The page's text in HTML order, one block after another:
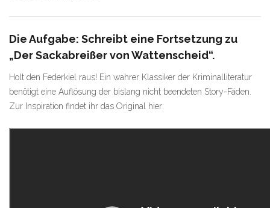
Die Aufgabe: Schreibt eine Fortsetzung zu
„Der Sackabreißer von Wattenscheid“.
Holt den Federkiel raus! Ein wahrer Klassiker der Kriminalliteratur
benötigt eine Auflösung der bislang nicht beendeten Story-Fäden.
Zur Inspiration findet ihr das Original hier: